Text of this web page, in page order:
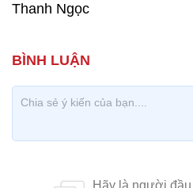
Thanh Ngọc